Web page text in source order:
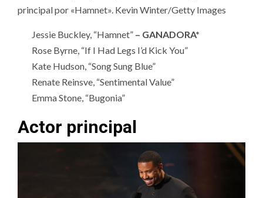
principal por «Hamnet». Kevin Winter/Getty Images
Jessie Buckley, “Hamnet” – GANADORA*
Rose Byrne, “If I Had Legs I’d Kick You”
Kate Hudson, “Song Sung Blue”
Renate Reinsve, “Sentimental Value”
Emma Stone, “Bugonia”
Actor principal